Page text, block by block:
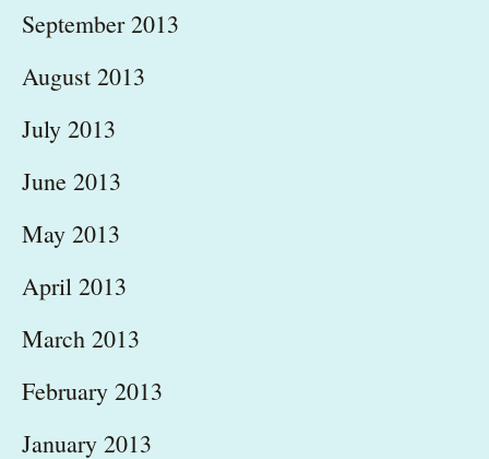
September 2013
August 2013
July 2013
June 2013
May 2013
April 2013
March 2013
February 2013
January 2013